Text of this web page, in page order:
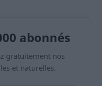
abonnés
gratuitement nos
et naturelles.